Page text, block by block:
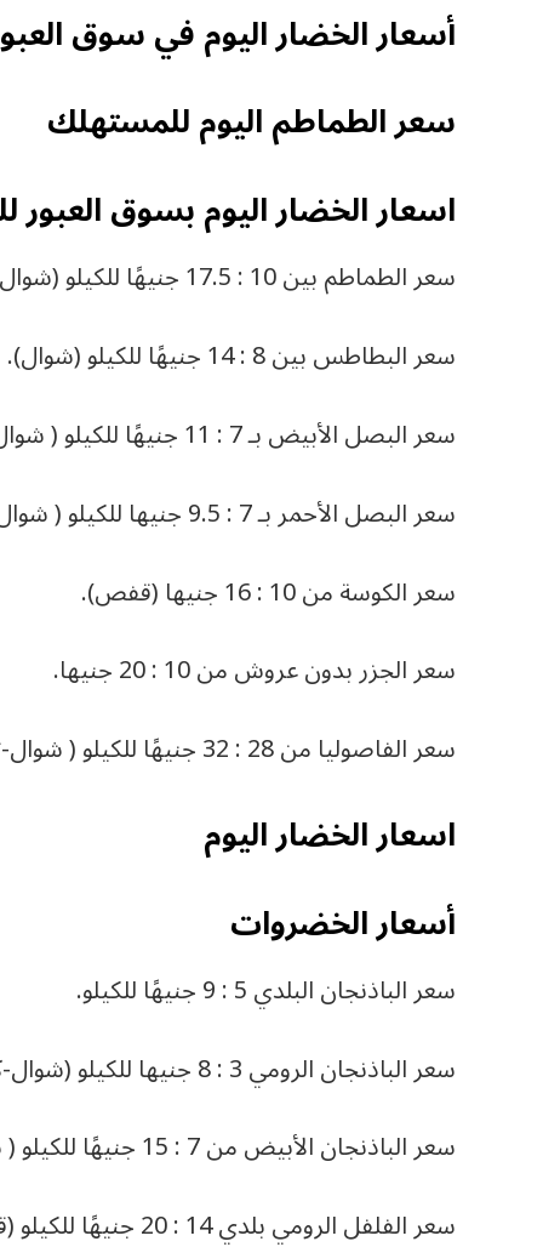
أسعار الخضار اليوم في سوق
سعر الطماطم اليوم للمستهلك
اسعار الخضار اليوم بسوق العبور
سعر الطماطم بين 10 : 17.5 جنيهًا للكيلو (شوال).
سعر البطاطس بين 8 : 14 جنيهًا للكيلو (شوال).
سعر البصل الأبيض بـ 7 : 11 جنيهًا للكيلو ( شوال).
سعر البصل الأحمر بـ 7 : 9.5 جنيها للكيلو ( شوال).
سعر الكوسة من 10 : 16 جنيها (قفص).
سعر الجزر بدون عروش من 10 : 20 جنيها.
سعر الفاصوليا من 28 : 32 جنيهًا للكيلو ( شوال-تكنة بلاستيك).
اسعار الخضار اليوم
أسعار الخضروات
سعر الباذنجان البلدي 5 : 9 جنيهًا للكيلو.
سعر الباذنجان الرومي 3 : 8 جنيها للكيلو (شوال-كرتونة-قفص).
سعر الباذنجان الأبيض من 7 : 15 جنيهًا للكيلو ( شوال-قفص).
سعر الفلفل الرومي بلدي 14 : 20 جنيهًا للكيلو (قفص-شوال).